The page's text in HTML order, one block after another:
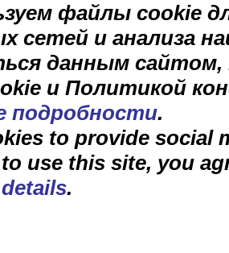
файлы cookie
сетей и анализа
данным
и Политикой
.
to provide social
use this site, you
.